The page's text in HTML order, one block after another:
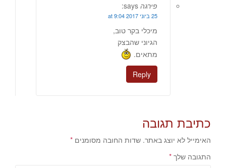
פירגה says:
25 ביוני 2017 at 9:04
מיכלי בקר טוב,
הגיוני שהבצק
מתאים.
Reply
כתיבת תגובה
האימייל לא יוצג באתר. שדות החובה מסומנים *
התגובה שלך *